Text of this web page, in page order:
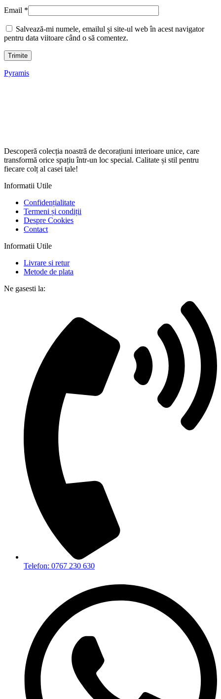
Email *
Salvează-mi numele, emailul și site-ul web în acest navigator
pentru data viitoare când o să comentez.
Pyramis
Descoperă colecția noastră de decorațiuni interioare unice, care
transformă orice spațiu într-un loc special. Calitate și stil pentru
fiecare colț al casei tale!
Informatii Utile
Confidențialitate
Termeni și condiții
Despre Cookies
Contact
Informatii Utile
Livrare si retur
Metode de plata
Ne gasesti la:
Telefon: 0767 230 630